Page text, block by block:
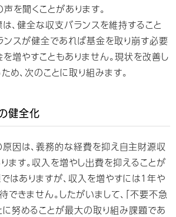
を聞くことがあります。
、健全な収支バランスを維持すること
ンスが健全であれば基金を取り崩す必要
を増やすこともありません。現状を改善し
め、次のことに取り組みます。
健全化
因は、義務的な経費を抑え自主財源収
ます。収入を増やし出費を抑えることが
はありますが、収入を増やすには1年や
きません。したがいまして、「不要不急
に努めることが最大の取り組み課題であ